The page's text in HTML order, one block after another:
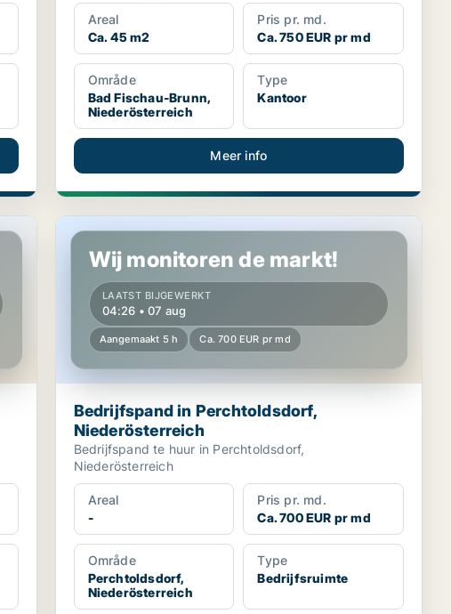
Areal
Ca. 45 m2
Pris pr. md.
Ca. 750 EUR pr md
Område
Bad Fischau-Brunn,
Niederösterreich
Type
Kantoor
Meer info
Bedrijfspand in Perchtoldsdorf, Niederösterreich
Wij monitoren de markt!
LAATST BIJGEWERKT
04:26 • 07 aug
Aangemaakt 5 h Ca. 700 EUR pr md
Bedrijfspand in Perchtoldsdorf,
Niederösterreich
Bedrijfspand te huur in Perchtoldsdorf,
Niederösterreich
Areal
-
Pris pr. md.
Ca. 700 EUR pr md
Område
Perchtoldsdorf,
Niederösterreich
Type
Bedrijfsruimte